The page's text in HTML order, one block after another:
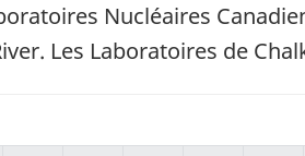
Nucléaires
Les Laboratoires de